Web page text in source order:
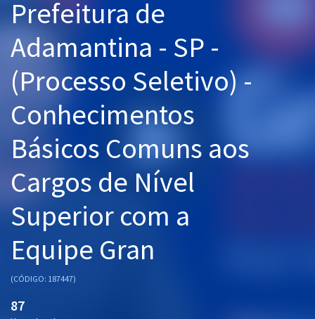
Pós
Graduação
OAB
Mentorias
Questões grátis
Conteúdo gratuito
Aprovados
Atendimento
Prefeitura de
Adamantina - SP -
(Processo Seletivo) -
Conhecimentos
Básicos Comuns aos
Cargos de Nível
Superior com a
Equipe Gran
(CÓDIGO: 187447)
87